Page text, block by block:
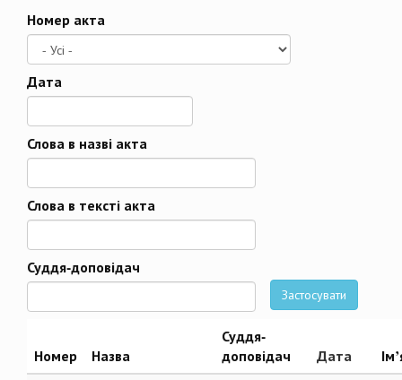
Номер акта
Дата
Дата
Слова в назві акта
Слова в тексті акта
Суддя-доповідач
Застосувати
Номер Назва
Суддя-
доповідач
Дата